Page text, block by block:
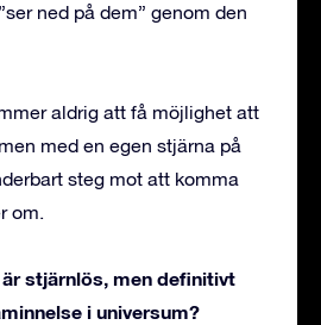
ned på dem” genom den
aldrig att få möjlighet att
med en egen stjärna på
steg mot att komma
om.
stjärnlös, men definitivt
i universum?